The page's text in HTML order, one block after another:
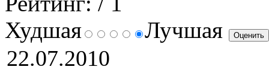
Худшая
Лучшая
22.07.2010